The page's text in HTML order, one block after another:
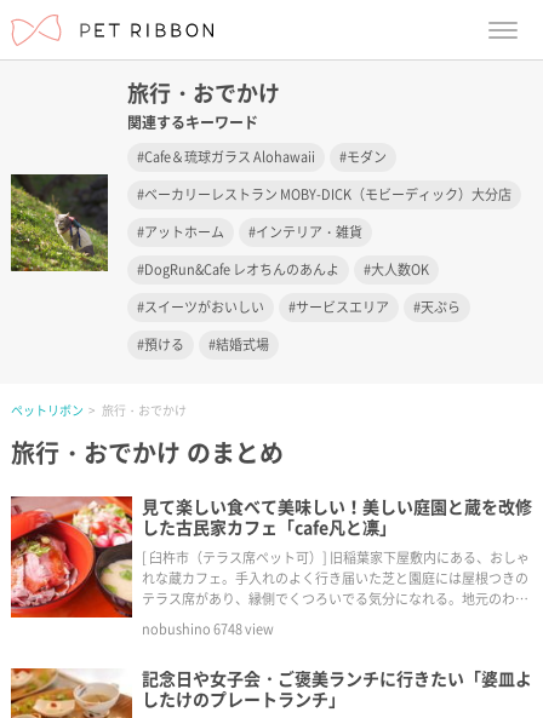
旅行・おでかけ
関連するキーワード
Cafe＆琉球ガラス Alohawaii
モダン
ベーカリーレストラン MOBY-DICK（モビーディック）大分店
アットホーム
インテリア・雑貨
DogRun&Cafe レオちんのあんよ
大人数OK
スイーツがおいしい
サービスエリア
天ぷら
預ける
結婚式場
ペットリボン 旅行・おでかけ
旅行・おでかけ のまとめ
見て楽しい食べて美味しい！美しい庭園と蔵を改修
した古民家カフェ「cafe凡と凛」
[ 臼杵市（テラス席ペット可）] 旧稲葉家下屋敷内にある、おしゃ
れな蔵カフェ。手入れのよく行き届いた芝と園庭には屋根つきの
テラス席があり、縁側でくつろいでる気分になれる。地元のわん
ちゃんがよく散歩に来られるそう。
nobushino6748view
記念日や女子会・ご褒美ランチに行きたい「婆皿よ
したけのプレートランチ」